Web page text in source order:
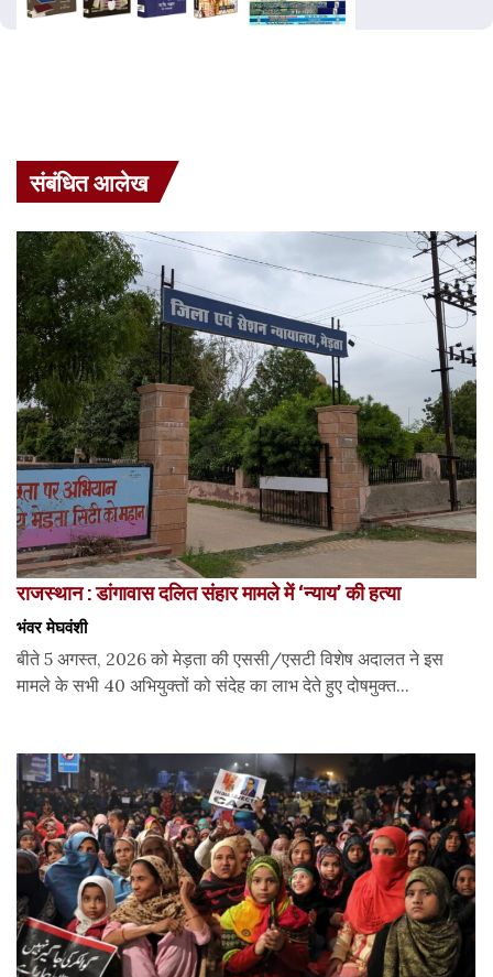
संबंधित आलेख
राजस्थान : डांगावास दलित संहार मामले में ‘न्याय’ की हत्या
भंवर मेघवंशी
बीते 5 अगस्त, 2026 को मेड़ता की एससी/एसटी विशेष अदालत ने इस
मामले के सभी 40 अभियुक्तों को संदेह का लाभ देते हुए दोषमुक्त...